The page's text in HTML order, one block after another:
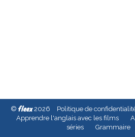
© fleex2026 Politique de
Apprendre l'anglais avec les films
séries
Grammaire